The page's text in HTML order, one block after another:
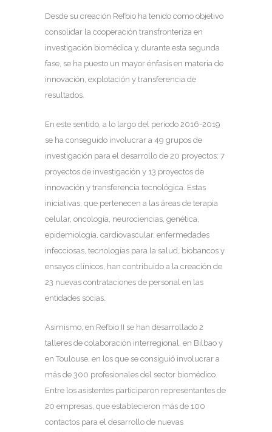
Desde su creación Refbio ha tenido como objetivo
consolidar la cooperación transfronteriza en
investigación biomédica y, durante esta segunda
fase, se ha puesto un mayor énfasis en materia de
innovación, explotación y transferencia de
resultados.
En este sentido, a lo largo del periodo 2016-2019
se ha conseguido involucrar a 49 grupos de
investigación para el desarrollo de 20 proyectos: 7
proyectos de investigación y 13 proyectos de
innovación y transferencia tecnológica. Estas
iniciativas, que pertenecen a las áreas de terapia
celular, oncología, neurociencias, genética,
epidemiología, cardiovascular, enfermedades
infecciosas, tecnologías para la salud, biobancos y
ensayos clínicos, han contribuido a la creación de
23 nuevas contrataciones de personal en las
entidades socias.
Asimismo, en Refbio II se han desarrollado 2
talleres de colaboración interregional, en Bilbao y
en Toulouse, en los que se consiguió involucrar a
más de 300 profesionales del sector biomédico.
Entre los asistentes participaron representantes de
20 empresas, que establecieron más de 100
contactos para el desarrollo de nuevas